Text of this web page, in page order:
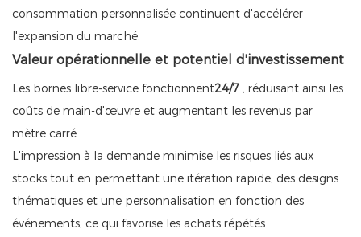
consommation personnalisée continuent d'accélérer
l'expansion du marché.
Valeur opérationnelle et potentiel d'investissement
Les bornes libre-service fonctionnent24/7 , réduisant ainsi les
coûts de main-d'œuvre et augmentant les revenus par
mètre carré.
L'impression à la demande minimise les risques liés aux
stocks tout en permettant une itération rapide, des designs
thématiques et une personnalisation en fonction des
événements, ce qui favorise les achats répétés.